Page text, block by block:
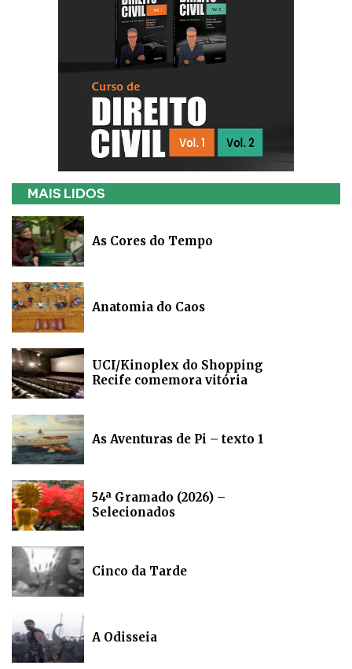
MAIS LIDOS
As Cores do Tempo
Anatomia do Caos
UCI/Kinoplex do Shopping
Recife comemora vitória
As Aventuras de Pi – texto 1
54ª Gramado (2026) –
Selecionados
Cinco da Tarde
A Odisseia